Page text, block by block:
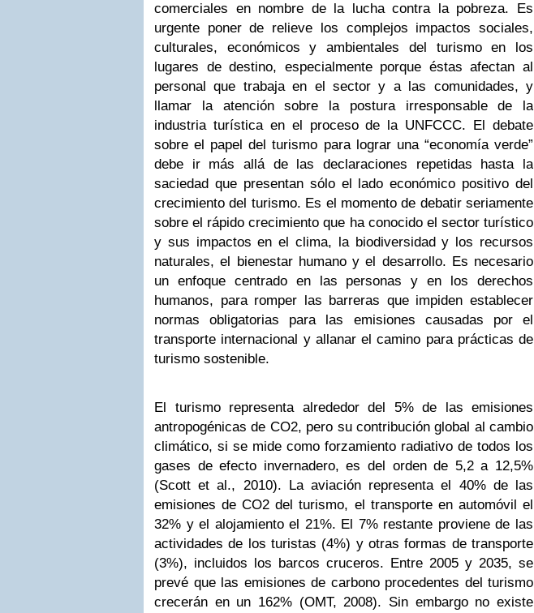
comerciales en nombre de la lucha contra la pobreza. Es
urgente poner de relieve los complejos impactos sociales,
culturales, económicos y ambientales del turismo en los
lugares de destino, especialmente porque éstas afectan al
personal que trabaja en el sector y a las comunidades, y
llamar la atención sobre la postura irresponsable de la
industria turística en el proceso de la UNFCCC. El debate
sobre el papel del turismo para lograr una “economía verde”
debe ir más allá de las declaraciones repetidas hasta la
saciedad que presentan sólo el lado económico positivo del
crecimiento del turismo. Es el momento de debatir seriamente
sobre el rápido crecimiento que ha conocido el sector turístico
y sus impactos en el clima, la biodiversidad y los recursos
naturales, el bienestar humano y el desarrollo. Es necesario
un enfoque centrado en las personas y en los derechos
humanos, para romper las barreras que impiden establecer
normas obligatorias para las emisiones causadas por el
transporte internacional y allanar el camino para prácticas de
turismo sostenible.
El turismo representa alrededor del 5% de las emisiones
antropogénicas de CO2, pero su contribución global al cambio
climático, si se mide como forzamiento radiativo de todos los
gases de efecto invernadero, es del orden de 5,2 a 12,5%
(Scott et al., 2010). La aviación representa el 40% de las
emisiones de CO2 del turismo, el transporte en automóvil el
32% y el alojamiento el 21%. El 7% restante proviene de las
actividades de los turistas (4%) y otras formas de transporte
(3%), incluidos los barcos cruceros. Entre 2005 y 2035, se
prevé que las emisiones de carbono procedentes del turismo
crecerán en un 162% (OMT, 2008). Sin embargo no existe